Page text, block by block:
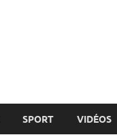
SPORT VIDÉOS